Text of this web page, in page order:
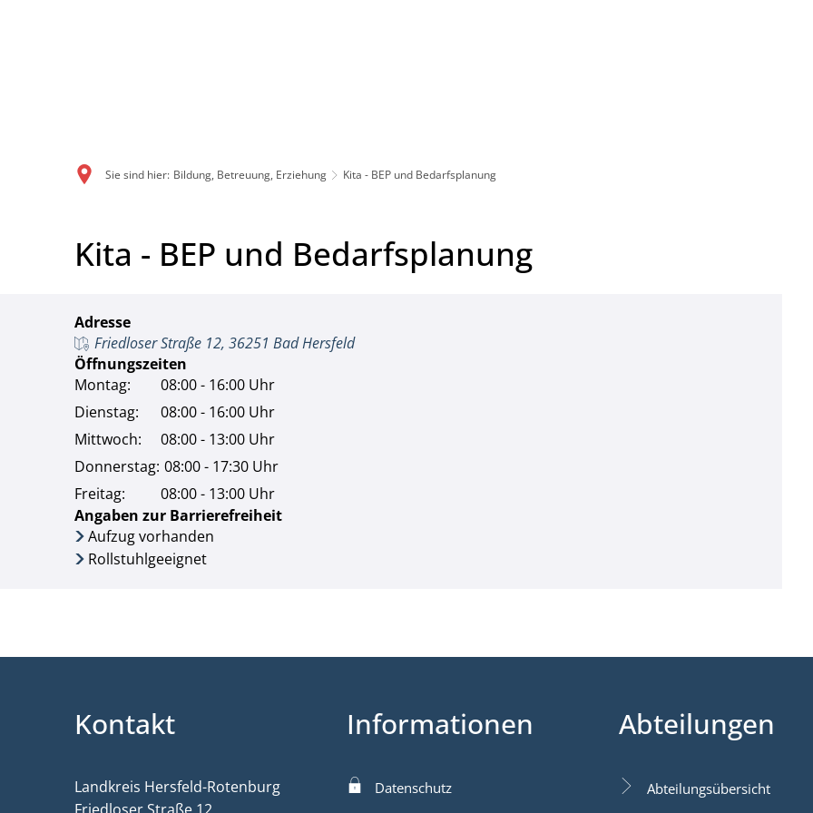
Sie sind hier: Bildung, Betreuung, Erziehung Kita - BEP und Bedarfsplanung
Kita - BEP und Bedarfsplanung
Adresse
Friedloser Straße 12, 36251 Bad Hersfeld
Öffnungszeiten
Montag:
08:00 - 16:00 Uhr
Dienstag:
08:00 - 16:00 Uhr
Mittwoch:
08:00 - 13:00 Uhr
Donnerstag: 08:00 - 17:30 Uhr
Freitag:
08:00 - 13:00 Uhr
Angaben zur Barrierefreiheit
Aufzug vorhanden
Rollstuhlgeeignet
Kontakt
Landkreis Hersfeld-Rotenburg
Informationen
Datenschutz
Abteilungen
Abteilungsübersicht